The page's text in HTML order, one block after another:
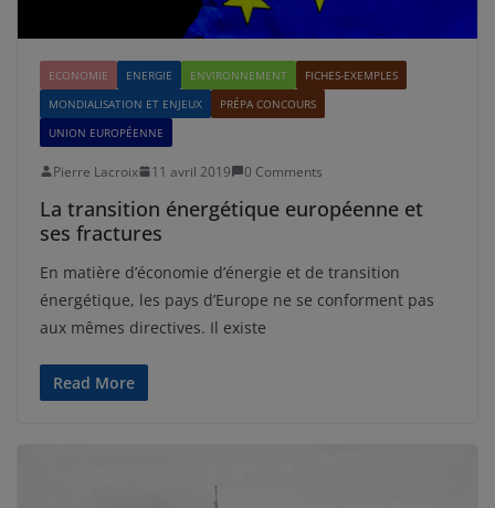
ECONOMIE ENERGIE ENVIRONNEMENT
FICHES-EXEMPLES
MONDIALISATION ET ENJEUX
PRÉPA CONCOURS
UNION EUROPÉENNE
Pierre Lacroix 11 avril 2019 0 Comments
La transition énergétique européenne et
ses fractures
En matière d’économie d’énergie et de transition
énergétique, les pays d’Europe ne se conforment pas
aux mêmes directives. Il existe
Read More